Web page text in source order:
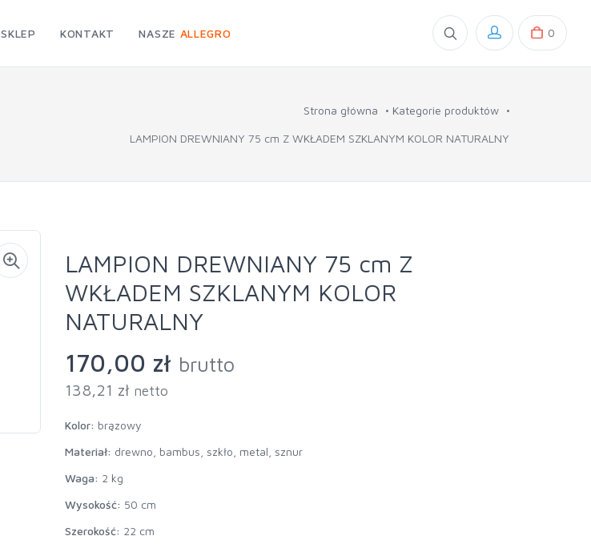
SKLEP KONTAKT NASZE ALLEGRO 0
Strona główna Kategorie produktów
LAMPION DREWNIANY 75 cm Z WKŁADEM SZKLANYM KOLOR NATURALNY
LAMPION DREWNIANY 75 cm Z
WKŁADEM SZKLANYM KOLOR
NATURALNY
170,00 zł brutto
138,21 zł netto
Kolor: brązowy
Materiał: drewno, bambus, szkło, metal, sznur
Waga: 2 kg
Wysokość: 50 cm
Szerokość: 22 cm